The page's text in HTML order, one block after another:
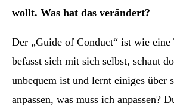
wollt. Was hat das verändert?
Der „Guide of Conduct“ ist wie eine
befasst sich mit sich selbst, schaut
unbequem ist und lernt einiges über
anpassen, was muss ich anpassen?